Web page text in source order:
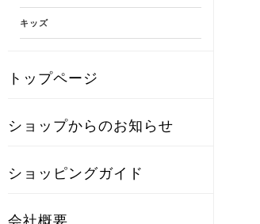
キッズ
トップページ
ショップからのお知らせ
ショッピングガイド